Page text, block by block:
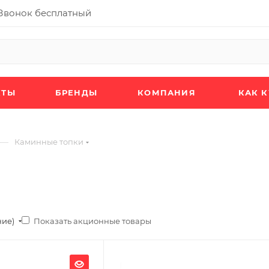
бесплатный
БРЕНДЫ КОМПАНИЯ КАК
— Каминные топки
Показать акционные товары